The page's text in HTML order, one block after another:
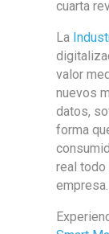
cuarta
La
valor
nuevos
datos,
forma
real todo
empresa.